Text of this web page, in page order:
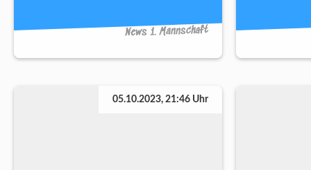
News 1. Mannschaft
05.10.2023, 21:46 Uhr